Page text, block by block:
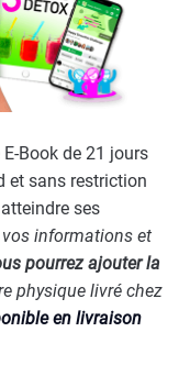
E-Book de 21 jours
et sans restriction
ses
informations et
pourrez ajouter la
physique livré chez
en livraison